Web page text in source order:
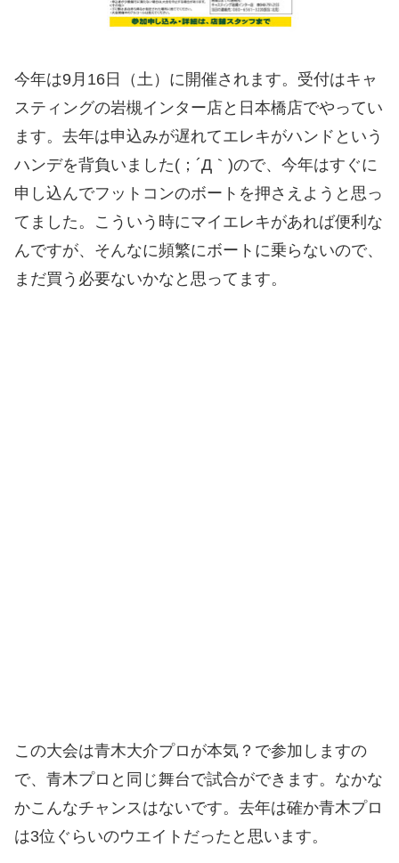
今年は9月16日（土）に開催されます。受付はキャ
スティングの岩槻インター店と日本橋店でやってい
ます。去年は申込みが遅れてエレキがハンドという
ハンデを背負いました(；´Д｀)ので、今年はすぐに
申し込んでフットコンのボートを押さえようと思っ
てました。こういう時にマイエレキがあれば便利な
んですが、そんなに頻繁にボートに乗らないので、
まだ買う必要ないかなと思ってます。
この大会は青木大介プロが本気？で参加しますの
で、青木プロと同じ舞台で試合ができます。なかな
かこんなチャンスはないです。去年は確か青木プロ
は3位ぐらいのウエイトだったと思います。